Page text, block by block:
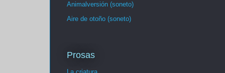
Animalversión (soneto)
Aire de otoño (soneto)
Prosas